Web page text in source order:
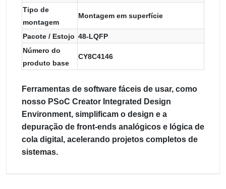
Tipo de
montagem
Montagem em superfície
Pacote / Estojo 48-LQFP
Número do
produto base
CY8C4146
Ferramentas de software fáceis de usar, como
nosso PSoC Creator Integrated Design
Environment, simplificam o design e a
depuração de front-ends analógicos e lógica de
cola digital, acelerando projetos completos de
sistemas.